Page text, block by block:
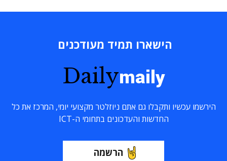
הישארו תמיד מעודכנים
Dailymaily
הירשמו עכשיו ותקבלו גם אתם ניוזלטר מקצועי יומי, המרכז את כל
החדשות והעדכונים בתחומי ה-ICT
הרשמה